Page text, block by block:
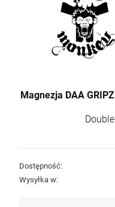
Magnezja DAA
Dostępność:
Wysyłka w: